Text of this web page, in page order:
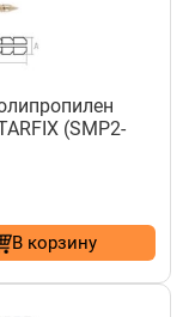
(SMP2-
В корзину